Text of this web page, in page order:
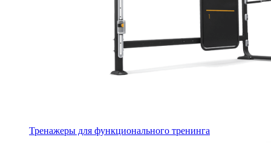
Тренажеры для функционального тренинга